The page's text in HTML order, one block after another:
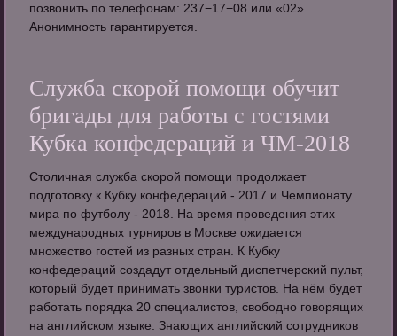
позвонить по телефонам: 237−17−08 или «02».
Анонимность гарантируется.
Служба скорой помощи обучит
бригады для работы с гостями
Кубка конфедераций и ЧМ-2018
Столичная служба скорой помощи продолжает
подготовку к Кубку конфедераций - 2017 и Чемпионату
мира по футболу - 2018. На время проведения этих
международных турниров в Москве ожидается
множество гостей из разных стран. К Кубку
конфедераций создадут отдельный диспетчерский пульт,
который будет принимать звонки туристов. На нём будет
работать порядка 20 специалистов, свободно говорящих
на английском языке. Знающих английский сотрудников